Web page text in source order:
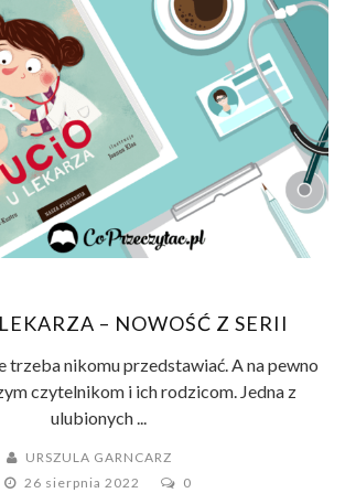
– NOWOŚĆ Z SERII
trzeba nikomu przedstawiać. A na pewno
czytelnikom i ich rodzicom. Jedna z
ulubionych ...
URSZULA GARNCARZ
26 sierpnia 2022
0